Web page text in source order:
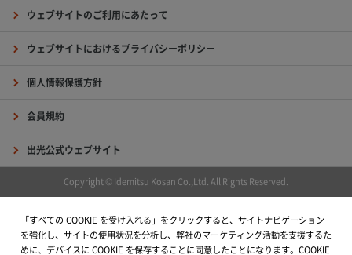
ウェブサイトのご利用にあたって
ウェブサイトにおけるプライバシーポリシー
個人情報保護方針
会員規約
出光公式ウェブサイト
Copyright © Idemitsu Kosan Co.,Ltd. All Rights Reserved.
「すべての COOKIE を受け入れる」をクリックすると、サイトナビゲーション
を強化し、サイトの使用状況を分析し、弊社のマーケティング活動を支援するた
めに、デバイスに COOKIE を保存することに同意したことになります。COOKIE